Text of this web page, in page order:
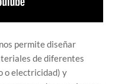
permite diseñar
de diferentes
o electricidad) y